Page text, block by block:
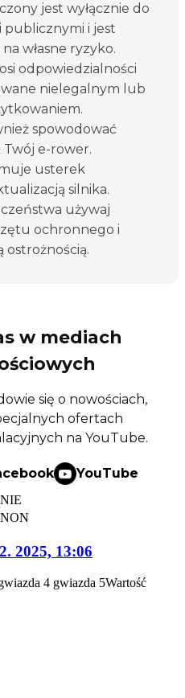
jest wyłącznie do
publicznymi i jest
własne ryzyko.
odpowiedzialności
nielegalnym lub
spowodować
e-rower.
usterek
silnika.
używaj
ochronnego i
ostrożnością.
w mediach
się o nowościach,
ofertach
na YouTube.
YouTube
NIE
NON
2025, 13:06
4 gwiazda 5Wartość